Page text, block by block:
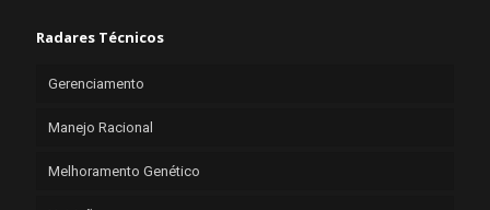
Radares Técnicos
Gerenciamento
Manejo Racional
Melhoramento Genético